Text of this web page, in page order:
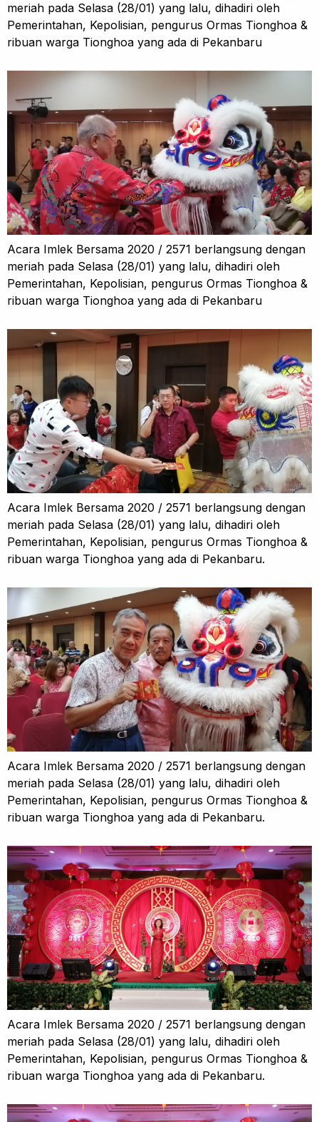
meriah pada Selasa (28/01) yang lalu, dihadiri oleh
Pemerintahan, Kepolisian, pengurus Ormas Tionghoa &
ribuan warga Tionghoa yang ada di Pekanbaru
Acara Imlek Bersama 2020 / 2571 berlangsung dengan
meriah pada Selasa (28/01) yang lalu, dihadiri oleh
Pemerintahan, Kepolisian, pengurus Ormas Tionghoa &
ribuan warga Tionghoa yang ada di Pekanbaru
Acara Imlek Bersama 2020 / 2571 berlangsung dengan
meriah pada Selasa (28/01) yang lalu, dihadiri oleh
Pemerintahan, Kepolisian, pengurus Ormas Tionghoa &
ribuan warga Tionghoa yang ada di Pekanbaru.
Acara Imlek Bersama 2020 / 2571 berlangsung dengan
meriah pada Selasa (28/01) yang lalu, dihadiri oleh
Pemerintahan, Kepolisian, pengurus Ormas Tionghoa &
ribuan warga Tionghoa yang ada di Pekanbaru.
Acara Imlek Bersama 2020 / 2571 berlangsung dengan
meriah pada Selasa (28/01) yang lalu, dihadiri oleh
Pemerintahan, Kepolisian, pengurus Ormas Tionghoa &
ribuan warga Tionghoa yang ada di Pekanbaru.